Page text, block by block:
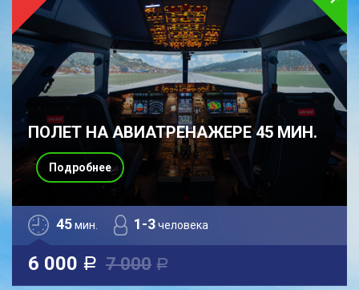
ПОЛЕТ НА АВИАТРЕНАЖЕРЕ 45 МИН.
45мин. 1-3человека
6 000 a 7 000 a
Подробнее